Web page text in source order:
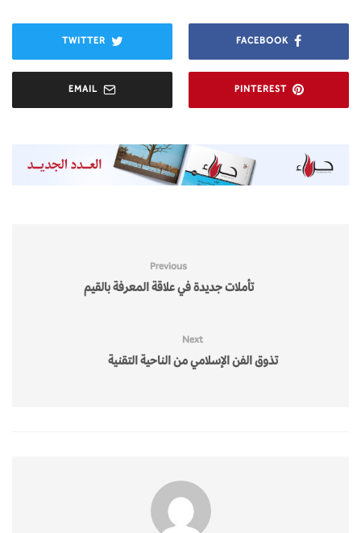
FACEBOOK
TWITTER
PINTEREST
EMAIL
Previous
تأملات جديدة في علاقة المعرفة بالقيم
Next
تذوق الفن الإسلامي من الناحية التقنية